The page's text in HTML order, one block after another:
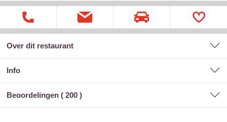
Over dit restaurant
Info
Beoordelingen ( 200 )